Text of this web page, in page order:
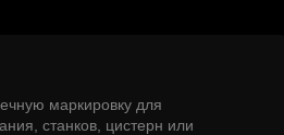
маркировку для
станков, цистерн или